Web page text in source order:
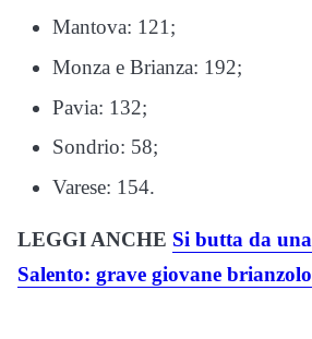
Mantova: 121;
Monza e Brianza: 192;
Pavia: 132;
Sondrio: 58;
Varese: 154.
LEGGI ANCHE Si butta da
Salento: grave giovane brianzolo